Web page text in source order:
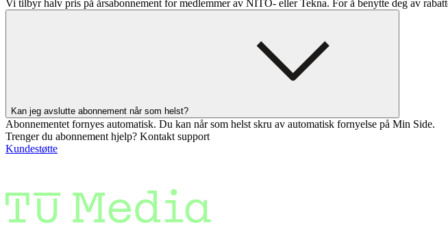
Vi tilbyr halv pris på årsabonnement for medlemmer av NITO- eller Tekna. For å benytte deg av
Kan jeg avslutte abonnement når som helst?
Abonnementet fornyes automatisk. Du kan når som helst skru av automatisk fornyelse på Min Side.
Trenger du abonnement hjelp? Kontakt support
Kundestøtte